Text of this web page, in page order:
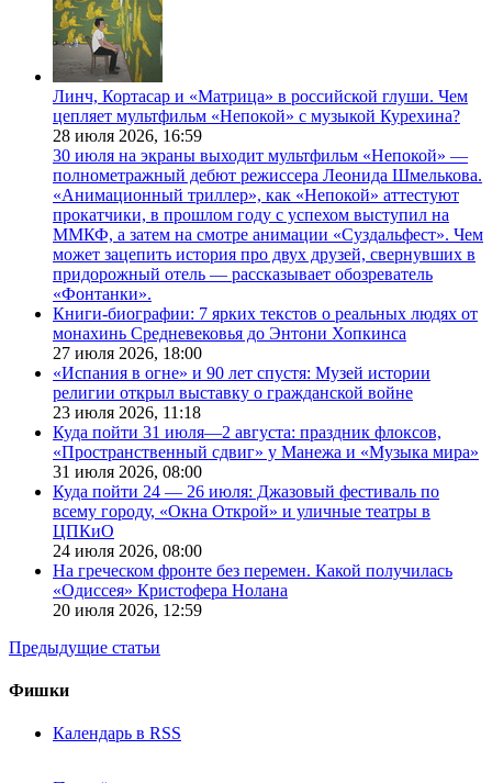
Линч, Кортасар и «Матрица» в российской глуши. Чем
цепляет мультфильм «Непокой» с музыкой Курехина?
28 июля 2026, 16:59
30 июля на экраны выходит мультфильм «Непокой» —
полнометражный дебют режиссера Леонида Шмелькова.
«Анимационный триллер», как «Непокой» аттестуют
прокатчики, в прошлом году с успехом выступил на
ММКФ, а затем на смотре анимации «Суздальфест». Чем
может зацепить история про двух друзей, свернувших в
придорожный отель — рассказывает обозреватель
«Фонтанки».
Книги-биографии: 7 ярких текстов о реальных людях от
монахинь Средневековья до Энтони Хопкинса
27 июля 2026, 18:00
«Испания в огне» и 90 лет спустя: Музей истории
религии открыл выставку о гражданской войне
23 июля 2026, 11:18
Куда пойти 31 июля—2 августа: праздник флоксов,
«Пространственный сдвиг» у Манежа и «Музыка мира»
31 июля 2026, 08:00
Куда пойти 24 — 26 июля: Джазовый фестиваль по
всему городу, «Окна Открой» и уличные театры в
ЦПКиО
24 июля 2026, 08:00
На греческом фронте без перемен. Какой получилась
«Одиссея» Кристофера Нолана
20 июля 2026, 12:59
Предыдущие статьи
Фишки
Календарь в RSS